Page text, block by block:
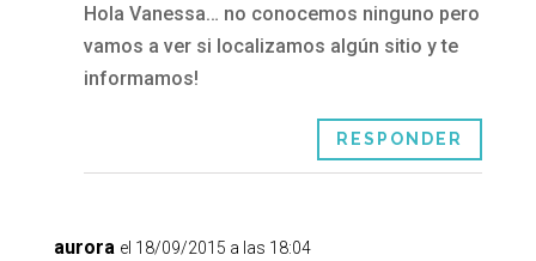
Hola Vanessa… no conocemos ninguno pero
vamos a ver si localizamos algún sitio y te
informamos!
RESPONDER
aurora el 18/09/2015 a las 18:04